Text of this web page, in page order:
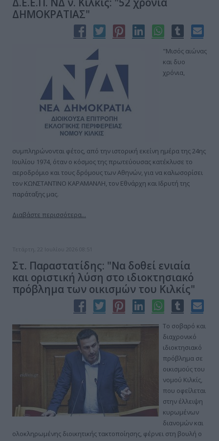
ΔΗΜΟΚΡΑΤΙΑΣ"
"Μισός αιώνας
και δυο
χρόνια,
συμπληρώνονται φέτος, από την ιστορική εκείνη ημέρα της 24ης
Ιουλίου 1974, όταν ο κόσμος της πρωτεύουσας κατέκλυσε το
αεροδρόμιο και τους δρόμους των Αθηνών, για να καλωσορίσει
τον ΚΩΝΣΤΑΝΤΙΝΟ ΚΑΡΑΜΑΝΛΗ, τον Εθνάρχη και Ιδρυτή της
παράταξης μας.
Διαβάστε περισσότερα...
Τετάρτη, 22 Ιουλίου 2026 08:51
Στ. Παραστατίδης: "Να δοθεί ενιαία
και οριστική λύση στο ιδιοκτησιακό
πρόβλημα των οικισμών του Κιλκίς"
Το σοβαρό και
διαχρονικό
ιδιοκτησιακό
πρόβλημα σε
οικισμούς του
νομού Κιλκίς,
που οφείλεται
στην έλλειψη
κυρωμένων
διανομών και
ολοκληρωμένης διοικητικής τακτοποίησης, φέρνει στη βουλή ο